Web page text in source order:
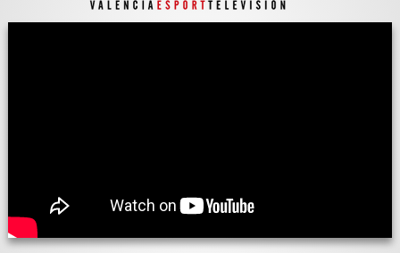
Portal de Transparencia